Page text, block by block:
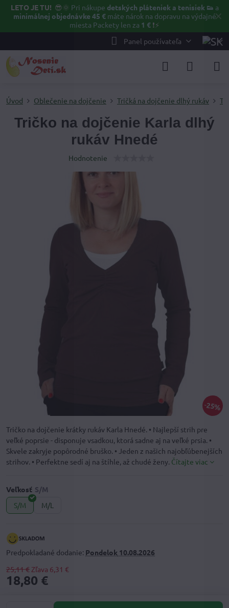
✕
LETO JE TU! 😎🌞 Pri nákupe detských pláteniek a tenisiek 👟 a
minimálnej objednávke 45 €máte nárok na dopravu na výdajné
miesta Packety len za 1 € ❗⚡️
Panel používateľa
25%
Úvod Oblečenie na dojčenie Tričká na dojčenie dlhý rukáv
Tričko na dojčenie Karla dlhý
rukáv Hnedé
Hodnotenie
Tričko na dojčenie krátky rukáv Karla Hnedé. • Najlepší strih pre
veľké poprsie - disponuje vsadkou, ktorá sadne aj na veľké prsia. •
Skvele zakryje popôrodné bruško. • Jeden z našich najobľúbenejších
strihov. • Perfektne sedí aj na štíhle, až chudé ženy. Čítajte viac
Veľkosť
S/M
M/L
Predpokladané dodanie: Pondelok 10.08.2026
25,11 € Zľava 6,31 €
18,80 €